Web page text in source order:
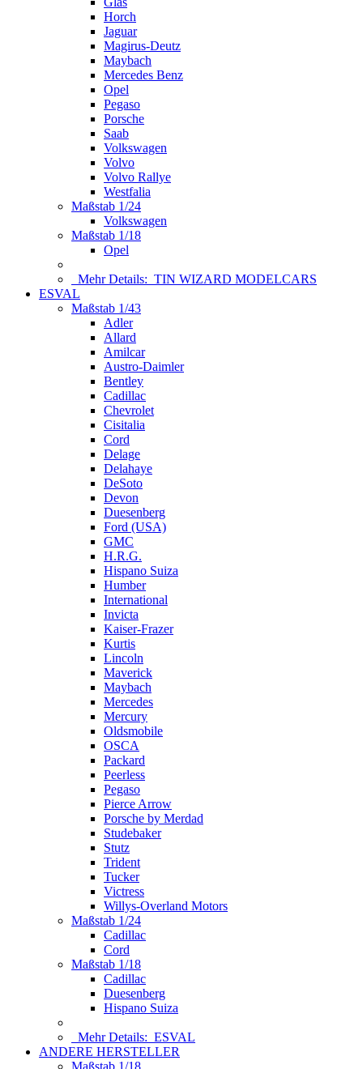
Horch
Jaguar
Magirus-Deutz
Maybach
Mercedes Benz
Opel
Pegaso
Porsche
Saab
Volkswagen
Volvo
Volvo Rallye
Westfalia
Maßstab 1/24
Volkswagen
Maßstab 1/18
Opel
Mehr Details: TIN WIZARD MODELCARS
ESVAL
Maßstab 1/43
Adler
Allard
Amilcar
Austro-Daimler
Bentley
Cadillac
Chevrolet
Cisitalia
Cord
Delage
Delahaye
DeSoto
Devon
Duesenberg
Ford (USA)
GMC
H.R.G.
Hispano Suiza
Humber
International
Invicta
Kaiser-Frazer
Kurtis
Lincoln
Maverick
Maybach
Mercedes
Mercury
Oldsmobile
OSCA
Packard
Peerless
Pegaso
Pierce Arrow
Porsche by Merdad
Studebaker
Stutz
Trident
Tucker
Victress
Willys-Overland Motors
Maßstab 1/24
Cadillac
Cord
Maßstab 1/18
Cadillac
Duesenberg
Hispano Suiza
Mehr Details: ESVAL
ANDERE HERSTELLER
Maßstab 1/18